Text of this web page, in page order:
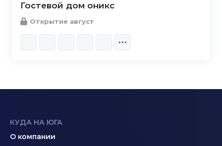
Гостевой дом оникс
Открытие август
КУДА НА ЮГА
О компании